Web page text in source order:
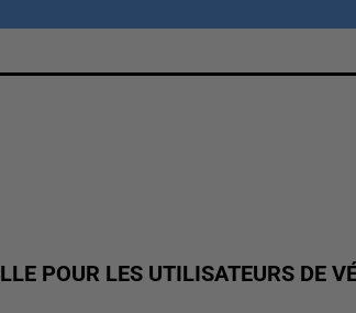
POUR LES UTILISATEURS DE